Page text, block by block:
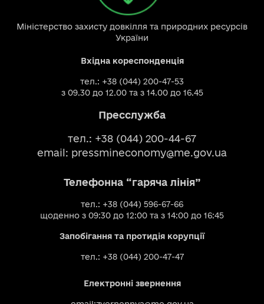
Міністерство захисту довкілля та природних ресурсів
України
Вхідна кореспонденція
тел.: +38 (044) 200-47-53
з 09.30 до 12.00 та з 14.00 до 16.45
Пресслужба
тел.: +38 (044) 200-44-67
email: pressmineconomy@me.gov.ua
Телефонна “гаряча лінія”
тел.: +38 (044) 596-67-66
щоденно з 09:30 до 12:00 та з 14:00 до 16:45
Запобігання та протидія корупції
тел.: +38 (044) 200-47-47
Електронні звернення